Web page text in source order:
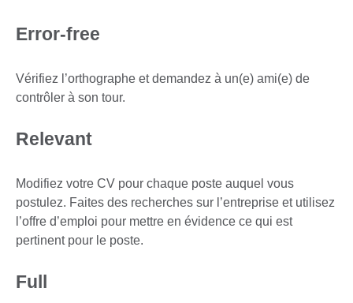
Error-free
Vérifiez l’orthographe et demandez à un(e) ami(e) de
contrôler à son tour.
Relevant
Modifiez votre CV pour chaque poste auquel vous
postulez. Faites des recherches sur l’entreprise et utilisez
l’offre d’emploi pour mettre en évidence ce qui est
pertinent pour le poste.
Full